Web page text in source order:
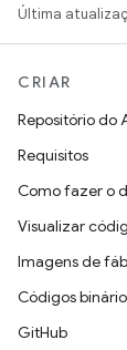
Última
CRIAR
Repositório do
Requisitos
Como fazer o
Visualizar
Imagens de
Códigos
GitHub